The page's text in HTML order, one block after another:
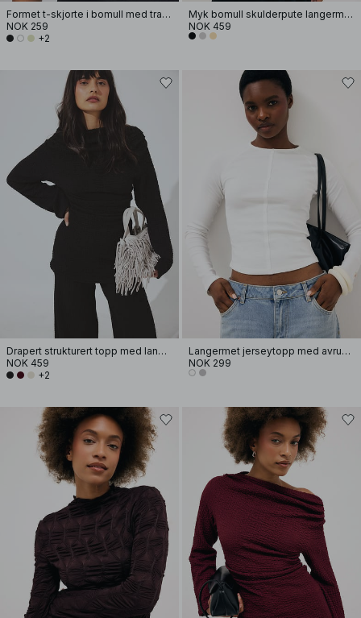
Formet t-skjorte i bomull med traktformet hals
NOK 259
+2
Myk bomull skulderpute langermet T-skjorte
NOK 459
Drapert strukturert topp med lange ermer
NOK 459
+2
Langermet jerseytopp med avrundet kant
NOK 299